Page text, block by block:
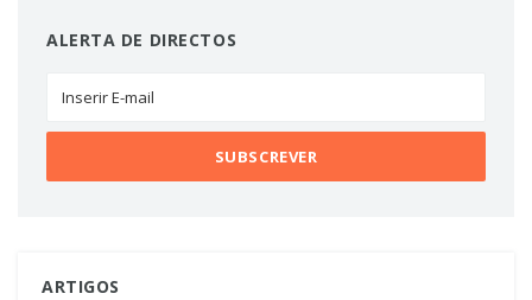
ALERTA DE DIRECTOS
ARTIGOS